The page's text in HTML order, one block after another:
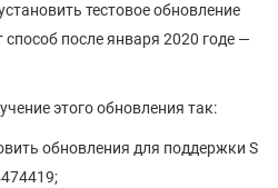
тестовое обновление
способ после января 2020 годе —
этого обновления так:
обновления для поддержки S